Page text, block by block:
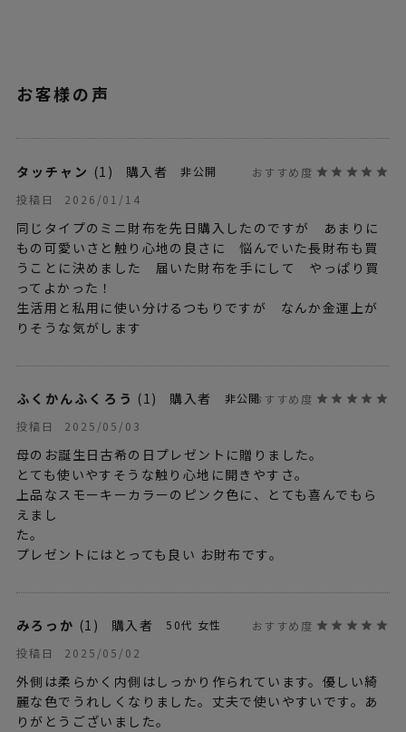
タッチャン 1 購入者
非公開
投稿日
2026/01/14
同じタイプのミニ財布を先日購入したのですが　あまりに
もの可愛いさと触り心地の良さに　悩んでいた長財布も買
うことに決めました　届いた財布を手にして　やっぱり買
ってよかった！
生活用と私用に使い分けるつもりですが　なんか金運上が
りそうな気がします
ふくかんふくろう 1 購入者
非公開
投稿日
2025/05/03
母のお誕生日古希の日プレゼントに贈りました。
とても使いやすそうな触り心地に開きやすさ。
上品なスモーキーカラーのピンク色に、とても喜んでもら
えまし
た。
プレゼントにはとっても良い お財布です。
みろっか 1 購入者 50代 女性
投稿日
2025/05/02
外側は柔らかく内側はしっかり作られています。優しい綺
麗な色でうれしくなりました。丈夫で使いやすいです。あ
りがとうございました。